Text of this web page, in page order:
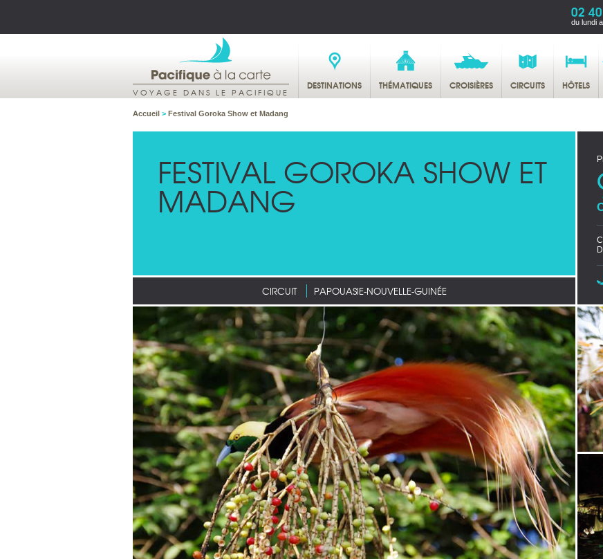
02
du lundi
VOYAGE DANS LE PACIFIQUE
DESTINATIONS THÉMATIQUES CROISIÈRES CIRCUITS HÔTELS
Accueil > Festival Goroka Show et Madang
FESTIVAL GOROKA SHOW ET
MADANG
CIRCUIT PAPOUASIE-NOUVELLE-GUINÉE